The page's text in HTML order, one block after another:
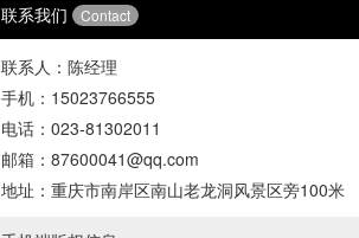
联系我们 Contact
联系人：陈经理
手机：15023766555
电话：023-81302011
邮箱：87600041@qq.com
地址：重庆市南岸区南山老龙洞风景区旁100米